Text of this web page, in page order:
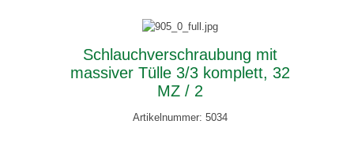
Schlauchverschraubung mit
massiver Tülle 3/3 komplett, 32
MZ / 2
Artikelnummer: 5034